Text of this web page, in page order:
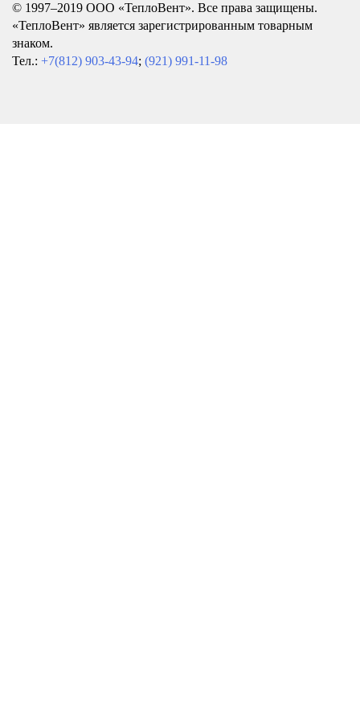
© 1997–2019 ООО «ТеплоВент». Все права защищены.
«ТеплоВент» является зарегистрированным товарным
знаком.
Тел.: +7(812) 903-43-94; (921) 991-11-98